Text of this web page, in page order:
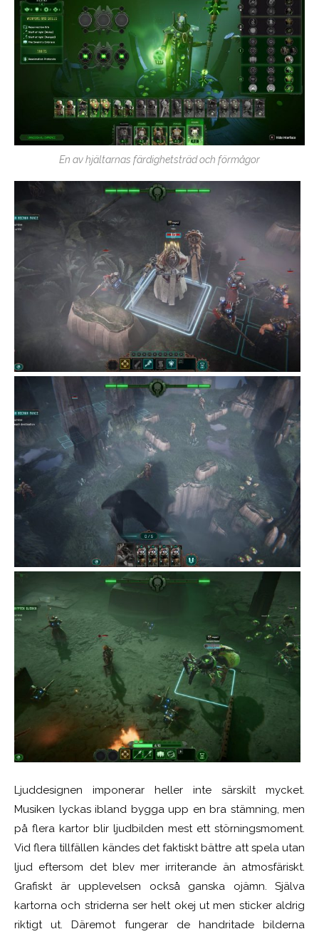
En av hjältarnas färdighetsträd och förmågor
Ljuddesignen imponerar heller inte särskilt mycket.
Musiken lyckas ibland bygga upp en bra stämning, men
på flera kartor blir ljudbilden mest ett störningsmoment.
Vid flera tillfällen kändes det faktiskt bättre att spela utan
ljud eftersom det blev mer irriterande än atmosfäriskt.
Grafiskt är upplevelsen också ganska ojämn. Själva
kartorna och striderna ser helt okej ut men sticker aldrig
riktigt ut. Däremot fungerar de handritade bilderna